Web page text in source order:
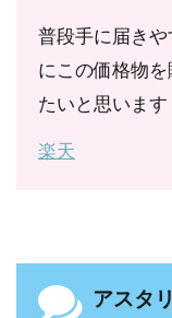
脂肪酸エステル
ェノキシエタノ
剤
普段手に届き
にこの価格物
たいと思います
楽天
アスタ